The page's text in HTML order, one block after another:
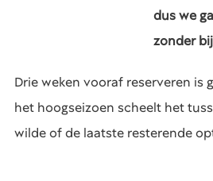
dus we
zonder
Drie weken vooraf reserveren is
het hoogseizoen scheelt het
wilde of de laatste resterende